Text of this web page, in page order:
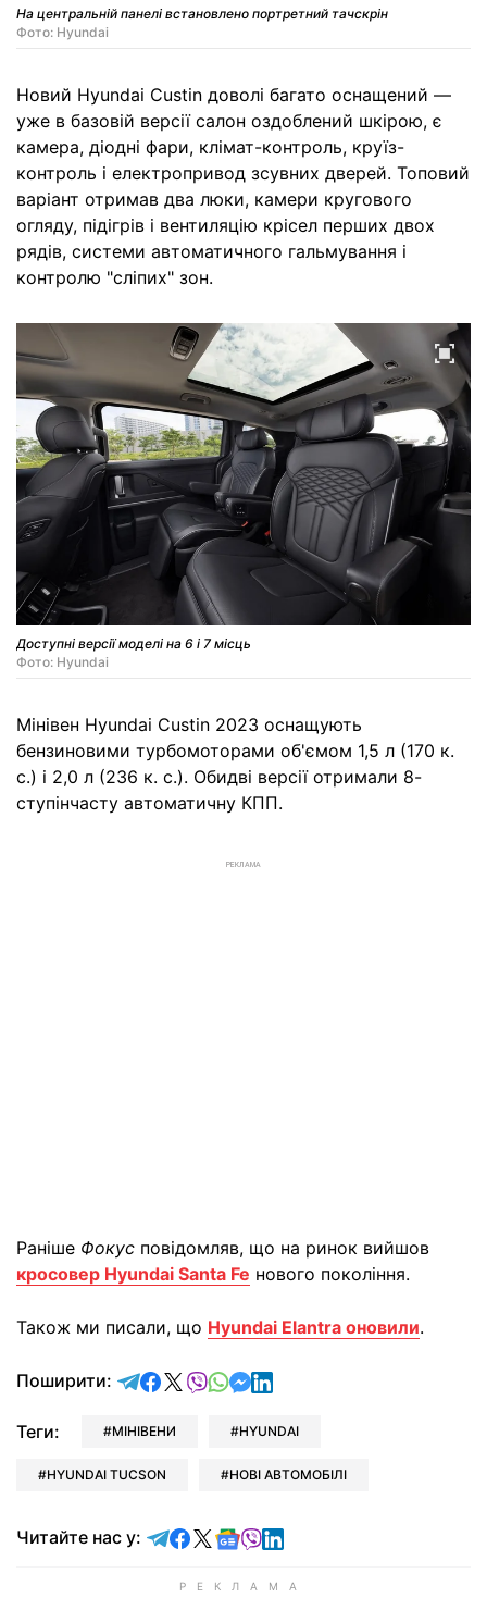
На центральній панелі встановлено портретний тачскрін
Фото: Hyundai
Новий Hyundai Custin доволі багато оснащений —
уже в базовій версії салон оздоблений шкірою, є
камера, діодні фари, клімат-контроль, круїз-
контроль і електропривод зсувних дверей. Топовий
варіант отримав два люки, камери кругового
огляду, підігрів і вентиляцію крісел перших двох
рядів, системи автоматичного гальмування і
контролю "сліпих" зон.
Доступні версії моделі на 6 і 7 місць
Фото: Hyundai
Мінівен Hyundai Custin 2023 оснащують
бензиновими турбомоторами об'ємом 1,5 л (170 к.
с.) і 2,0 л (236 к. с.). Обидві версії отримали 8-
ступінчасту автоматичну КПП.
РЕКЛАМА
Раніше Фокус повідомляв, що на ринок вийшов
кросовер Hyundai Santa Fe нового покоління.
Також ми писали, що Hyundai Elantra оновили.
Поширити: відправити у Telegram
поділитись у Facebook
поділитись у X
відправити у Viber
відправити у Whatsapp
відправити у Messenger
відправити у LinkedIn
Теги: МІНІВЕНИ HYUNDAI
HYUNDAI TUCSON НОВІ АВТОМОБІЛІ
Читайте нас у: Читайте у Telegram
Читайте у Facebook
Читайте у X
Читайте у Google news
Читайте у Viber
Читайте у LinkedIn